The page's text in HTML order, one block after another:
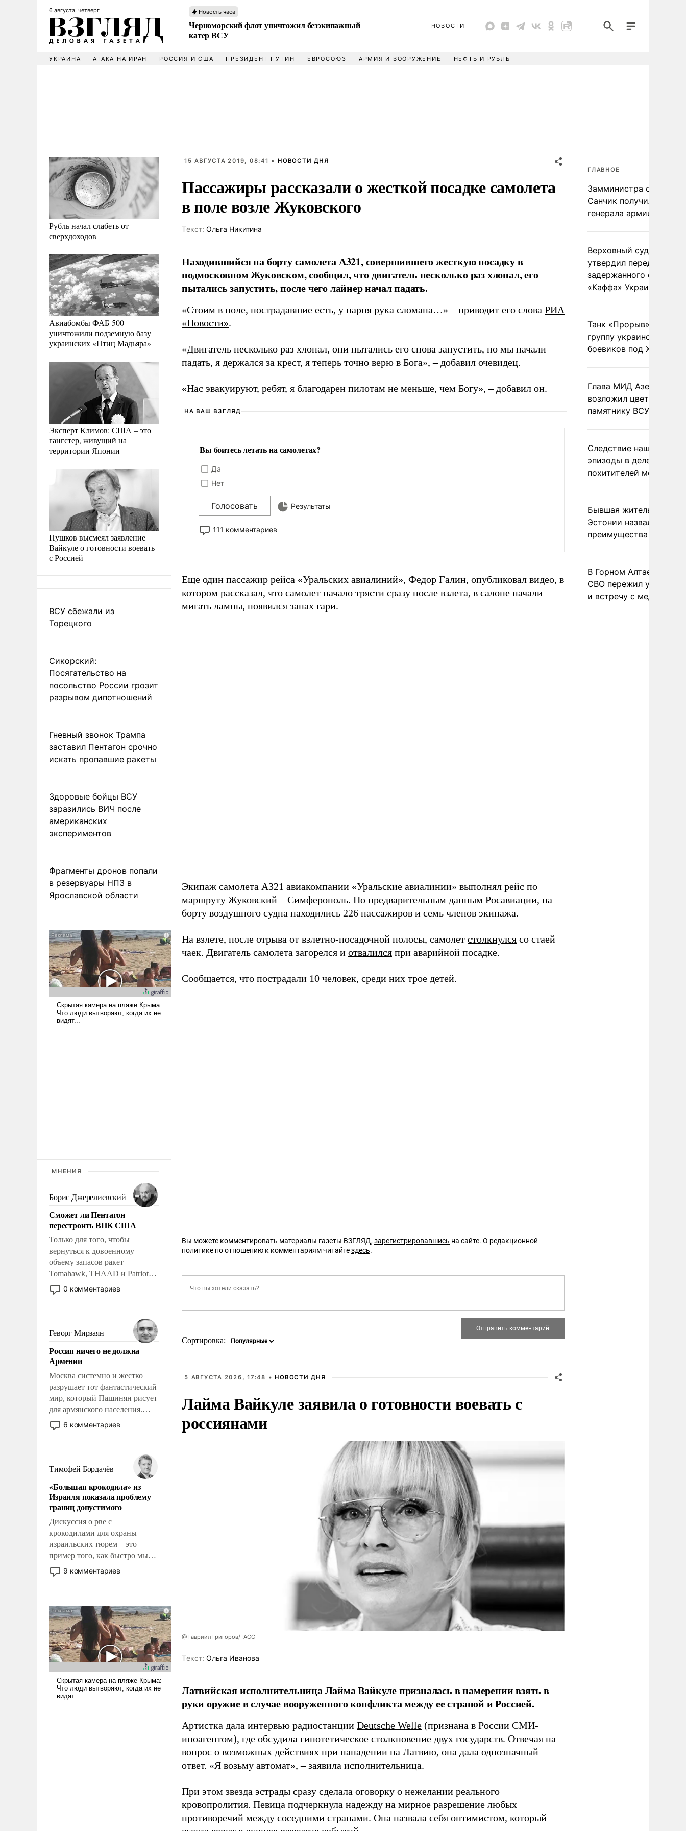
6 августа, четверг Новость часа
Черноморский флот уничтожил безэкипажный
катер ВСУ
НОВОСТИ
УКРАИНА АТАКА НА ИРАН РОССИЯ И США ПРЕЗИДЕНТ ПУТИН ЕВРОСОЮЗ АРМИЯ И ВООРУЖЕНИЕ НЕФТЬ И РУБЛЬ
Рубль начал слабеть от
сверхдоходов
Авиабомбы ФАБ-500
уничтожили подземную базу
украинских «Птиц Мадьяра»
Эксперт Климов: США – это
гангстер, живущий на
территории Японии
Пушков высмеял заявление
Вайкуле о готовности воевать
с Россией
ВСУ сбежали из
Торецкого
Сикорский:
Посягательство на
посольство России грозит
разрывом дипотношений
Гневный звонок Трампа
заставил Пентагон срочно
искать пропавшие ракеты
Здоровые бойцы ВСУ
заразились ВИЧ после
американских
экспериментов
Фрагменты дронов попали
в резервуары НПЗ в
Ярославской области
МНЕНИЯ
Борис Джерелиевский
Сможет ли Пентагон
перестроить ВПК США
Только для того, чтобы
вернуться к довоенному
объему запасов ракет
Tomahawk, THAAD и Patriot
США потребуется более трех
лет. Даже небольшая война с
Сложившаяся ситуация
означает многолетний период
уязвимости США, например,
перед Китаем.
0 комментариев
Геворг Мирзаян
Россия ничего не должна
Армении
Москва системно и жестко
разрушает тот фантастический
мир, который Пашинян рисует
для армянского населения.
Мир, где этому населению все
должны просто по
политические прожекты будут
беспрекословно оплачиваться
за счет российских
налогоплательщиков и где за
свои поступки не нужно
отвечать.
6 комментариев
Тимофей Бордачёв
«Большая крокодила» из
Израиля показала проблему
границ допустимого
Дискуссия о рве с
крокодилами для охраны
израильских тюрем – это
пример того, как быстро мы
двигаемся по пути
революционных изменений.
псевдонаучной фантастики,
стало всерьез обсуждаемой
идеей.
9 комментариев
15 АВГУСТА 2019, 08:41 • НОВОСТИ ДНЯ
Пассажиры рассказали о жесткой посадке самолета
в поле возле Жуковского
Tекст: Ольга Никитина
Находившийся на борту самолета А321, совершившего жесткую посадку в
подмосковном Жуковском, сообщил, что двигатель несколько раз хлопал, его
пытались запустить, после чего лайнер начал падать.
«Стоим в поле, пострадавшие есть, у парня рука сломана…» – приводит его слова РИА
«Новости».
«Двигатель несколько раз хлопал, они пытались его снова запустить, но мы начали
падать, я держался за крест, я теперь точно верю в Бога», – добавил очевидец.
«Нас эвакуируют, ребят, я благодарен пилотам не меньше, чем Богу», – добавил он.
НА ВАШ ВЗГЛЯД
Вы боитесь летать на самолетах?
Да
Нет
Голосовать Результаты
111 комментариев
Еще один пассажир рейса «Уральских авиалиний», Федор Галин, опубликовал видео, в
котором рассказал, что самолет начало трясти сразу после взлета, в салоне начали
мигать лампы, появился запах гари.
Экипаж самолета А321 авиакомпании «Уральские авиалинии» выполнял рейс по
маршруту Жуковский – Симферополь. По предварительным данным Росавиации, на
борту воздушного судна находились 226 пассажиров и семь членов экипажа.
На взлете, после отрыва от взлетно-посадочной полосы, самолет столкнулся со стаей
чаек. Двигатель самолета загорелся и отвалился при аварийной посадке.
Сообщается, что пострадали 10 человек, среди них трое детей.
Вы можете комментировать материалы газеты ВЗГЛЯД, зарегистрировавшись на сайте. О редакционной
политике по отношению к комментариям читайтездесь.
Сортировка:
5 АВГУСТА 2026, 17:48 • НОВОСТИ ДНЯ
Лайма Вайкуле заявила о готовности воевать с
россиянами
@ Гавриил Григоров/ТАСС
Tекст: Ольга Иванова
Латвийская исполнительница Лайма Вайкуле призналась в намерении взять в
руки оружие в случае вооруженного конфликта между ее страной и Россией.
Артистка дала интервью радиостанции Deutsche Welle (признана в России СМИ-
иноагентом), где обсудила гипотетическое столкновение двух государств. Отвечая на
вопрос о возможных действиях при нападении на Латвию, она дала однозначный
ответ. «Я возьму автомат», – заявила исполнительница.
При этом звезда эстрады сразу сделала оговорку о нежелании реального
кровопролития. Певица подчеркнула надежду на мирное разрешение любых
противоречий между соседними странами. Она назвала себя оптимистом, который
ГЛАВНОЕ
Замминистра обороны
Санчик получил звание
генерала армии
Верховный суд Швеции
утвердил передачу
задержанного
«Каффа» Украине
Танк «Прорыв»
группу украинских
боевиков под
Глава МИД
возложил цветы к
памятнику ВСУ
Следствие нашло
эпизоды в деле
похитителей москвичек
Бывшая жительница
Эстонии назвала
преимущества России
В Горном Алтае
СВО пережил удар
и встречу с медведем